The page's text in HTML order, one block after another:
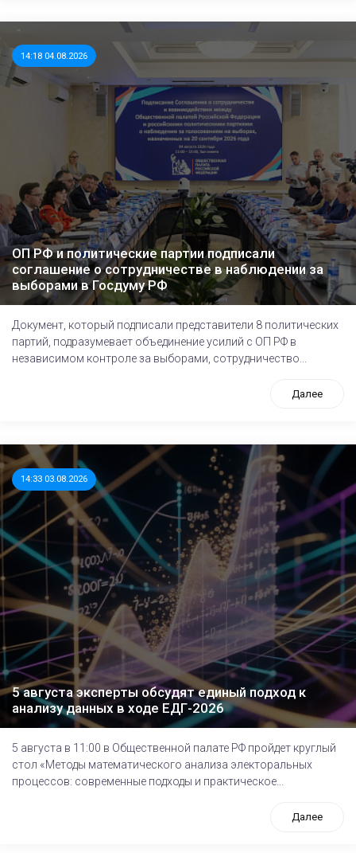
14:18 04.08.2026
ОП РФ и политические партии подписали
соглашение о сотрудничестве в наблюдении за
выборами в Госдуму РФ
Документ, который подписали представители 8 политических
партий, подразумевает объединение усилий с ОП РФ в
независимом контроле за выборами, сотрудничество...
Далее
14:33 03.08.2026
5 августа эксперты обсудят единый подход к
анализу данных в ходе ЕДГ-2026
5 августа в 11:00 в Общественной палате РФ пройдет круглый
стол «Методы математического анализа электоральных
процессов: современные подходы и практическое...
Далее